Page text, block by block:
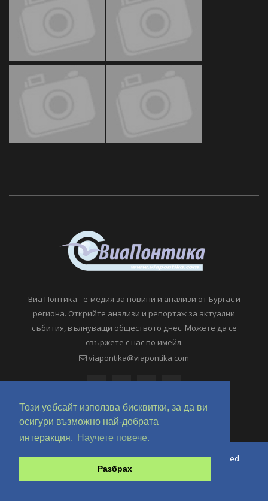
Този уебсайт използва бисквитки, за да ви
осигури възможно най-добрата
интеракция.
Научете повече.
Разбрах
Виа Понтика - е-медия за новини и анализи от Бургас и
региона. Открийте анализи и репортаж за актуални
събития, вълнуващи обществото днес. Можете да се
свържете с нас по имейл.
viapontika@viapontika.com
Copyright © 2018-2024 ViaPontika.com. All Rights Reserved.
Development @ OverHertz Ltd